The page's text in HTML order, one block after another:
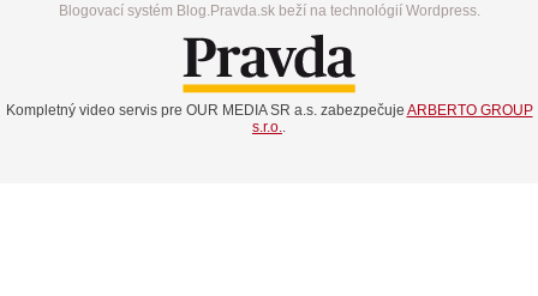
Blogovací systém Blog.Pravda.sk beží na technológií Wordpress.
Kompletný video servis pre OUR MEDIA SR a.s. zabezpečuje ARBERTO GROUP
s.r.o..